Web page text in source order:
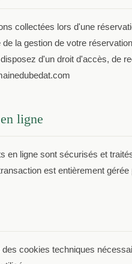
collectées lors d'une
de la gestion de votre
d'un droit d'accès, de
ligne
en ligne sont sécurisés et
est entièrement
cookies techniques